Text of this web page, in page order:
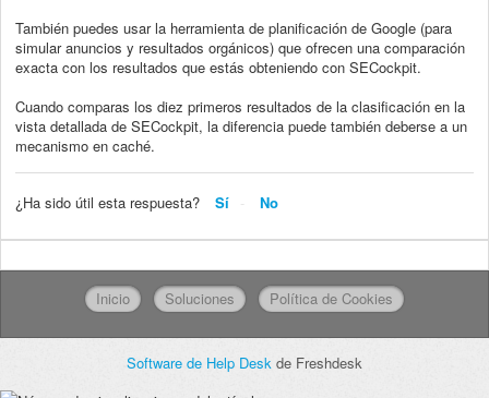
También puedes usar la herramienta de planificación de Google (para
simular anuncios y resultados orgánicos) que ofrecen una comparación
exacta con los resultados que estás obteniendo con SECockpit.
Cuando comparas los diez primeros resultados de la clasificación en la
vista detallada de SECockpit, la diferencia puede también deberse a un
mecanismo en caché.
¿Ha sido útil esta respuesta? Sí No
Inicio Soluciones Política de Cookies
Software de Help Desk de Freshdesk